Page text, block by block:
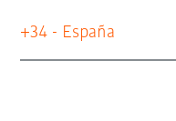
+34 - España